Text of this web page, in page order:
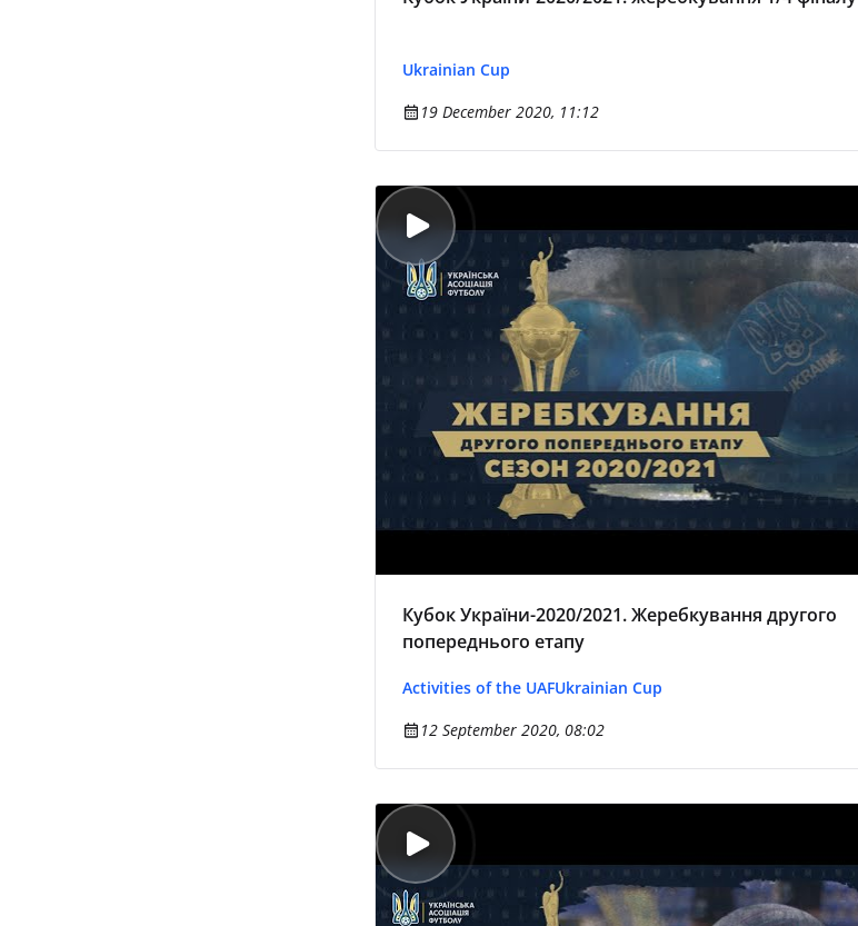
Ukrainian Cup
19 December 2020, 11:12
Кубок України-2020/2021. Жеребкування другого
попереднього етапу
Activities of the UAFUkrainian Cup
12 September 2020, 08:02